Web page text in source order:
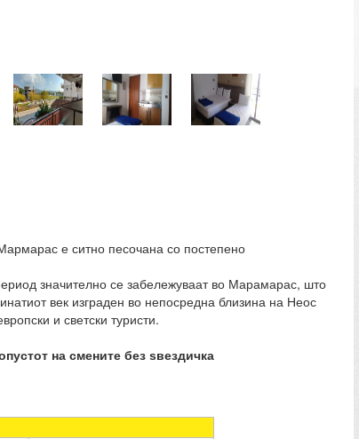
е ситно песочана со постепено
значително се забележуваат во Марамарас, што
век изграден во непосредна близина на Неос
и светски туристи.
на смените без ѕвездичка